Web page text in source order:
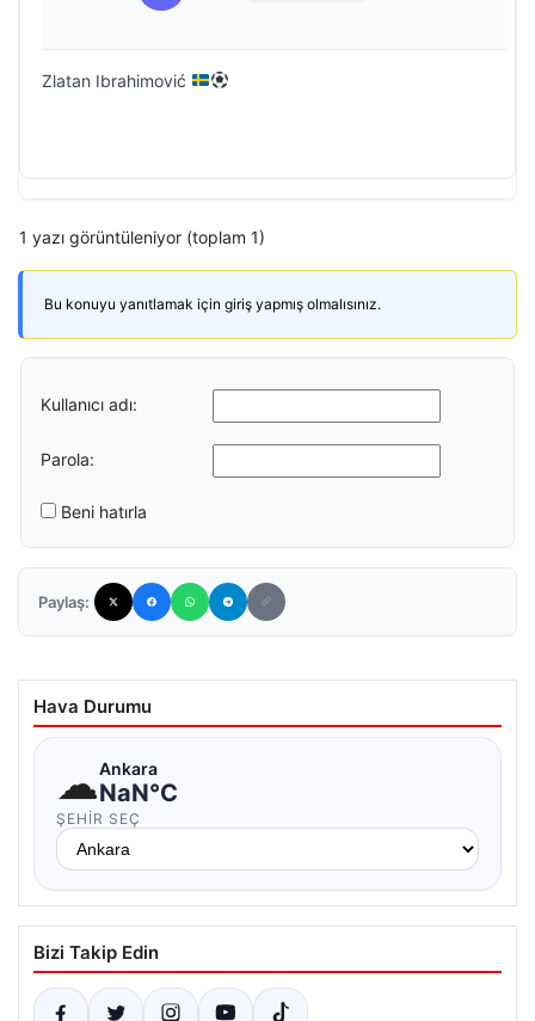
Zlatan Ibrahimović
1 yazı görüntüleniyor (toplam 1)
Bu konuyu yanıtlamak için giriş yapmış olmalısınız.
Kullanıcı adı:
Parola:
Beni hatırla
Paylaş:
Hava Durumu
☁Ankara
NaN°C
ŞEHIR SEÇ
Bizi Takip Edin